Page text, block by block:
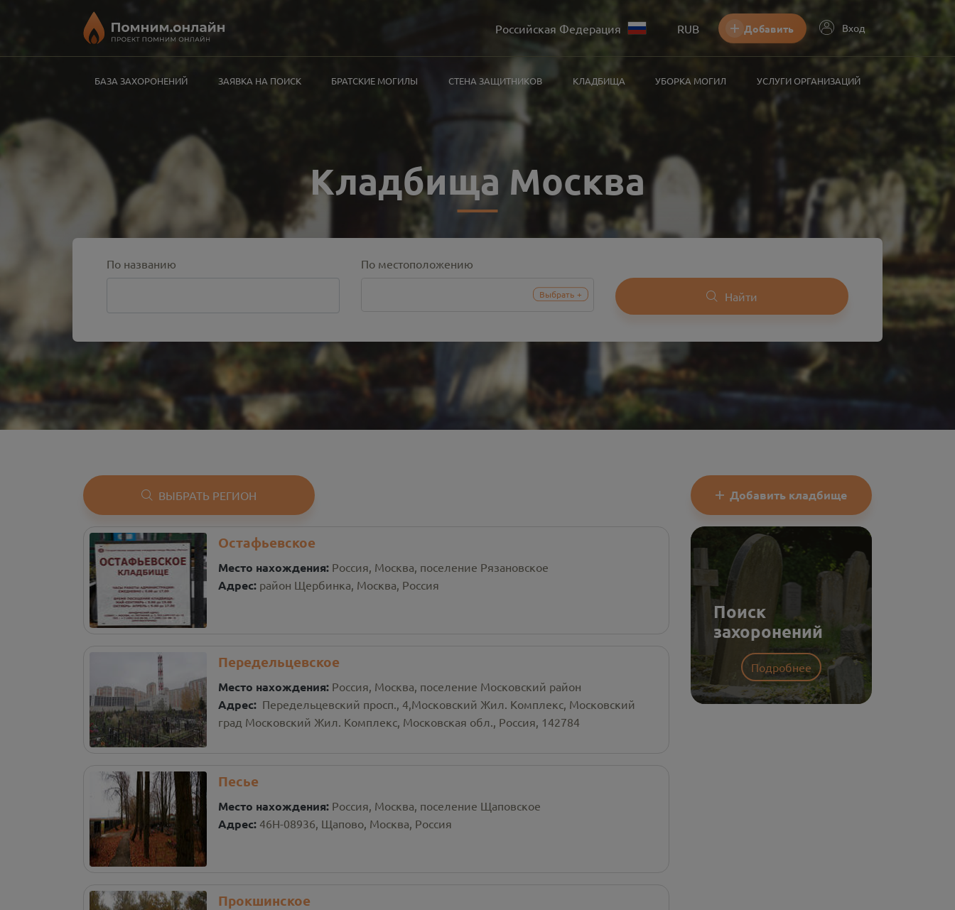
Российская Федерация RUB Добавить Вход
БАЗА ЗАХОРОНЕНИЙ ЗАЯВКА НА ПОИСК БРАТСКИЕ МОГИЛЫ СТЕНА ЗАЩИТНИКОВ КЛАДБИЩА УБОРКА МОГИЛ УСЛУГИ ОРГАНИЗАЦИЙ
Кладбища Москва
По названию По местоположению
Выбрать + Найти
ВЫБРАТЬ РЕГИОН
Остафьевское
Место нахождения: Россия, Москва, поселение Рязановское
Адрес: район Щербинка, Москва, Россия
Передельцевское
Место нахождения: Россия, Москва, поселение Московский район
Адрес: Передельцевский просп., 4,Московский Жил. Комплекс, Московский
град Московский Жил. Комплекс, Московская обл., Россия, 142784
Песье
Место нахождения: Россия, Москва, поселение Щаповское
Адрес: 46Н-08936, Щапово, Москва, Россия
Прокшинское
Добавить кладбище
Поиск
захоронений
Подробнее